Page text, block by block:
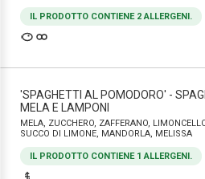
IL PRODOTTO CONTIENE 2 ALLERGENI.
'SPAGHETTI AL POMODORO' -
MELA E LAMPONI
MELA, ZUCCHERO, ZAFFERANO,
SUCCO DI LIMONE, MANDORLA, MELISSA
IL PRODOTTO CONTIENE 1 ALLERGENI.